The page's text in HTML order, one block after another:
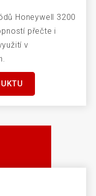
Honeywell 3200
přečte i
v